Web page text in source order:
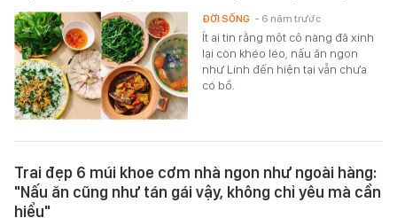
Ít ai tin rằng một cô nàng đã xinh
lại còn khéo léo, nấu ăn ngon
như Linh đến hiện tại vẫn chưa
có bồ.
ĐỜI SỐNG - 6 năm trước
Trai đẹp 6 múi khoe cơm nhà ngon như ngoài hàng:
"Nấu ăn cũng như tán gái vậy, không chỉ yêu mà cần
hiểu"